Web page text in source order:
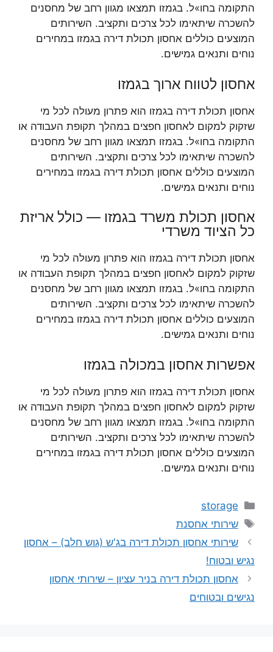
התקומה בחו»ל. בגמזו תמצאו מגוון רחב של מחסנים
להשכרה שיתאימו לכל צרכים ותקציב. השירותים
המוצעים כוללים אחסון תכולת דירה בגמזו במחירים
נוחים ותנאים גמישים.
אחסון לטווח ארוך בגמזו
אחסון תכולת דירה בגמזו הוא פתרון מעולה לכל מי
שזקוק למקום לאחסון חפצים במהלך תקופת העבודה או
התקומה בחו»ל. בגמזו תמצאו מגוון רחב של מחסנים
להשכרה שיתאימו לכל צרכים ותקציב. השירותים
המוצעים כוללים אחסון תכולת דירה בגמזו במחירים
נוחים ותנאים גמישים.
אחסון תכולת משרד בגמזו — כולל אריזת
כל הציוד משרדי
אחסון תכולת דירה בגמזו הוא פתרון מעולה לכל מי
שזקוק למקום לאחסון חפצים במהלך תקופת העבודה או
התקומה בחו»ל. בגמזו תמצאו מגוון רחב של מחסנים
להשכרה שיתאימו לכל צרכים ותקציב. השירותים
המוצעים כוללים אחסון תכולת דירה בגמזו במחירים
נוחים ותנאים גמישים.
אפשרות אחסון במכולה בגמזו
אחסון תכולת דירה בגמזו הוא פתרון מעולה לכל מי
שזקוק למקום לאחסון חפצים במהלך תקופת העבודה או
התקומה בחו»ל. בגמזו תמצאו מגוון רחב של מחסנים
להשכרה שיתאימו לכל צרכים ותקציב. השירותים
המוצעים כוללים אחסון תכולת דירה בגמזו במחירים
נוחים ותנאים גמישים.
קטגוריות
storage
תגיות
שירותי אחסנת
שירותי אחסון תכולת דירה בג'ש (גוש חלב) – אחסון
נגיש ובטוח!
אחסון תכולת דירה בניר עציון – שירותי אחסון
נגישים ובטוחים